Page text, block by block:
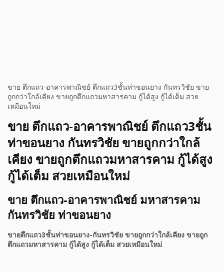
ขาย ตึกแถว-อาคารพาณิชย์ ตึกแถว3ชั้นท่าขอนยาง กันทรวิชัย ขาย
ถูกกว่าใกล้เคียง ขายถูกตึกแถวมหาสารคาม กู้ได้สูง กู้ได้เต็ม สวย
เหมือนใหม่
ขาย ตึกแถว-อาคารพาณิชย์ ตึกแถว3ชั้น
ท่าขอนยาง กันทรวิชัย ขายถูกกว่าใกล้
เคียง ขายถูกตึกแถวมหาสารคาม กู้ได้สูง
กู้ได้เต็ม สวยเหมือนใหม่
ขาย ตึกแถว-อาคารพาณิชย์ มหาสารคาม
กันทรวิชัย ท่าขอนยาง
ขายตึกแถว3ชั้นท่าขอนยาง-กันทรวิชัย ขายถูกกว่าใกล้เคียง ขายถูก
ตึกแถวมหาสารคาม กู้ได้สูง กู้ได้เต็ม สวยเหมือนใหม่